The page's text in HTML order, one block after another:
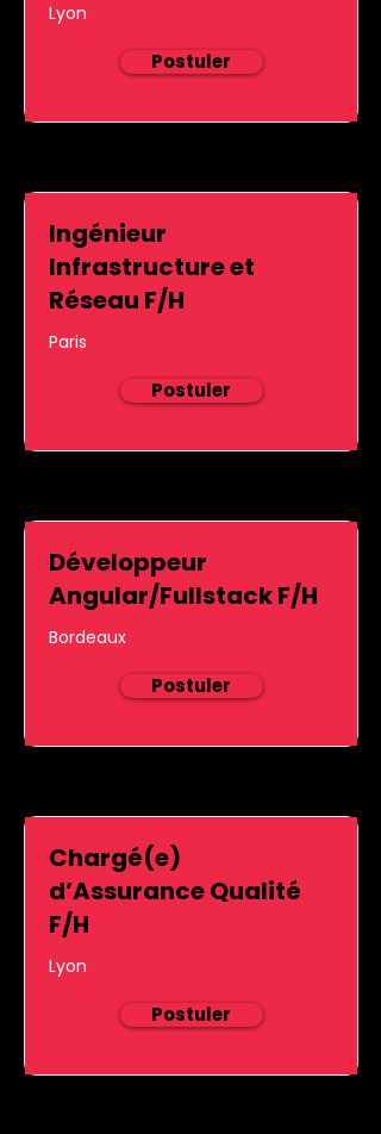
Lyon
Postuler
Ingénieur
Infrastructure et
Réseau F/H
Paris
Postuler
Développeur
Angular/Fullstack F/H
Bordeaux
Postuler
Chargé(e)
d’Assurance Qualité
F/H
Lyon
Postuler